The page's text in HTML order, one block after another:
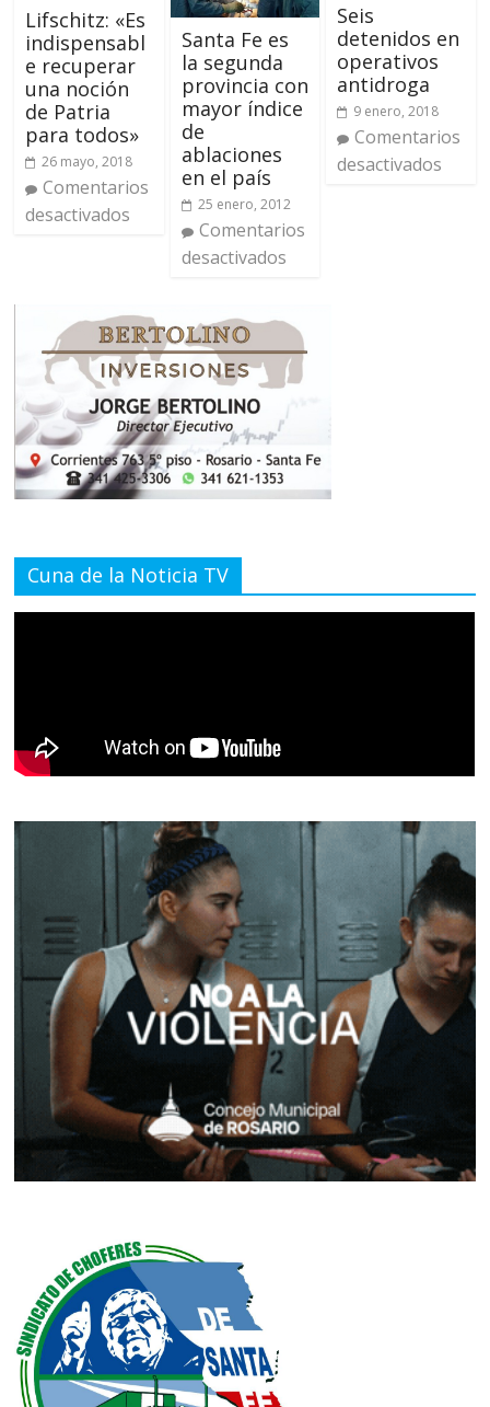
Lifschitz: «Es
indispensabl
e recuperar
una noción
de Patria
para todos»
26 mayo, 2018
Comentarios
desactivados
Santa Fe es
la segunda
provincia con
mayor índice
de
ablaciones
en el país
25 enero, 2012
Comentarios
desactivados
Seis
detenidos en
operativos
antidroga
9 enero, 2018
Comentarios
desactivados
Cuna de la Noticia TV